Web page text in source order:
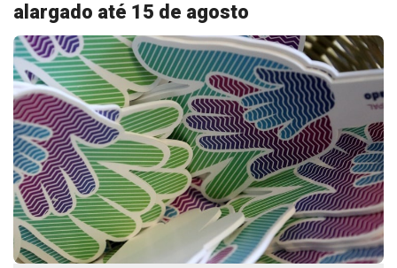
alargado até 15 de agosto